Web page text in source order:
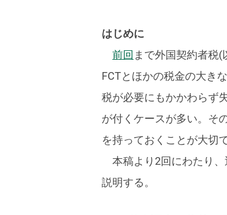
はじめに
前回 まで外国契約者税
FCTとほかの税金の大き
税が必要にもかかわらず
が付くケースが多い。そ
を持っておくことが大切
本稿より2回にわたり
説明する。